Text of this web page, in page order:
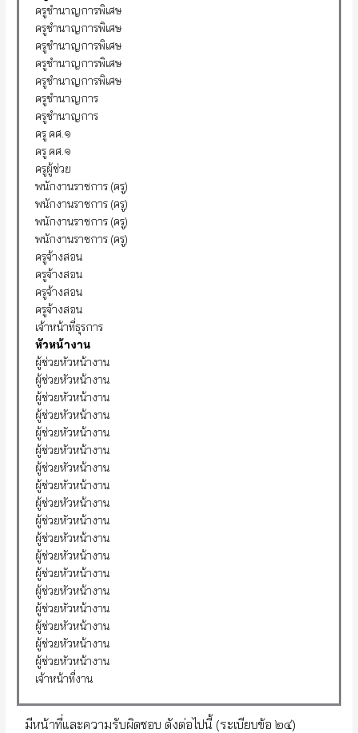
ครูชำนาญการพิเศษ
ครูชำนาญการพิเศษ
ครูชำนาญการพิเศษ
ครูชำนาญการพิเศษ
ครูชำนาญการพิเศษ
ครูชำนาญการ
ครูชำนาญการ
ครู คศ.๑
ครู คศ.๑
ครูผู้ช่วย
พนักงานราชการ (ครู)
พนักงานราชการ (ครู)
พนักงานราชการ (ครู)
พนักงานราชการ (ครู)
ครูจ้างสอน
ครูจ้างสอน
ครูจ้างสอน
ครูจ้างสอน
เจ้าหน้าที่ธุรการ
หัวหน้างาน
ผู้ช่วยหัวหน้างาน
ผู้ช่วยหัวหน้างาน
ผู้ช่วยหัวหน้างาน
ผู้ช่วยหัวหน้างาน
ผู้ช่วยหัวหน้างาน
ผู้ช่วยหัวหน้างาน
ผู้ช่วยหัวหน้างาน
ผู้ช่วยหัวหน้างาน
ผู้ช่วยหัวหน้างาน
ผู้ช่วยหัวหน้างาน
ผู้ช่วยหัวหน้างาน
ผู้ช่วยหัวหน้างาน
ผู้ช่วยหัวหน้างาน
ผู้ช่วยหัวหน้างาน
ผู้ช่วยหัวหน้างาน
ผู้ช่วยหัวหน้างาน
ผู้ช่วยหัวหน้างาน
ผู้ช่วยหัวหน้างาน
เจ้าหน้าที่งาน
มีหน้าที่และความรับผิดชอบ ดังต่อไปนี้ (ระเบียบข้อ ๒๔)